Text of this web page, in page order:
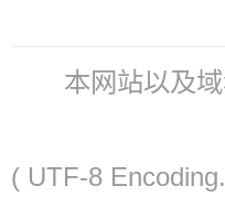
本网站以及
( UTF-8